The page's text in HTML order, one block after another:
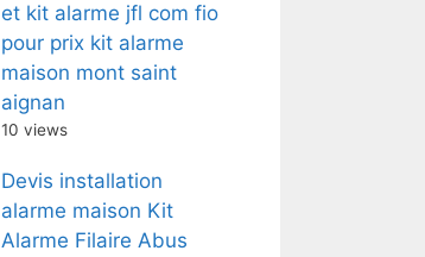
et kit alarme jfl com fio
pour prix kit alarme
maison mont saint
aignan
10 views
Devis installation
alarme maison Kit
Alarme Filaire Abus